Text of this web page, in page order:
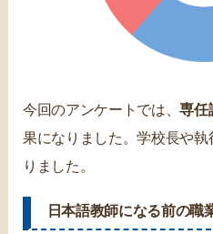
今回のアンケートでは、専任
果になりました。学校長や
りました。
日本語教師になる前の職